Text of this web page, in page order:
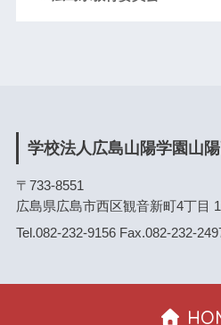
学校法人広島山陽学園山
〒733-8551
広島県広島市西区観音新町4丁目
Tel.082-232-9156 Fax.082-232-